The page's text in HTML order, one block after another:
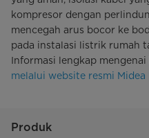
kompresor dengan
mencegah arus bocor ke
pada instalasi listrik rumah
Informasi lengkap
melalui website resmi Midea
Produk